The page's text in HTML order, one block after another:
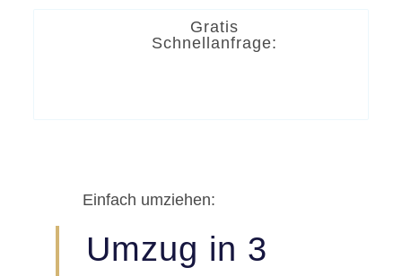
Gratis
Schnellanfrage:
Einfach umziehen:
Umzug in 3